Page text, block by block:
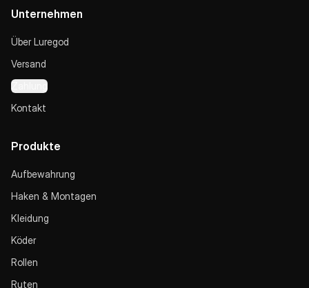
Unternehmen
Über Luregod
Versand
Zahlung
Kontakt
Produkte
Aufbewahrung
Haken & Montagen
Kleidung
Köder
Rollen
Ruten